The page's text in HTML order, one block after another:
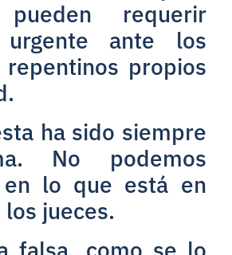
requerir
urgente ante los
repentinos propios
ha sido siempre
No podemos
lo que está en
jueces.